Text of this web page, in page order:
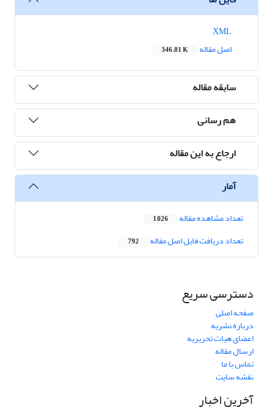
اصل مقاله
346.81 K
سابقه مقاله
هم رسانی
ارجاع به این مقاله
آمار
تعداد مشاهده مقاله 1,026
تعداد دریافت فایل اصل مقاله 792
دسترسی سریع
صفحه اصلی
درباره نشریه
اعضای هیات تحریریه
ارسال مقاله
تماس با ما
نقشه سایت
آخرین اخبار